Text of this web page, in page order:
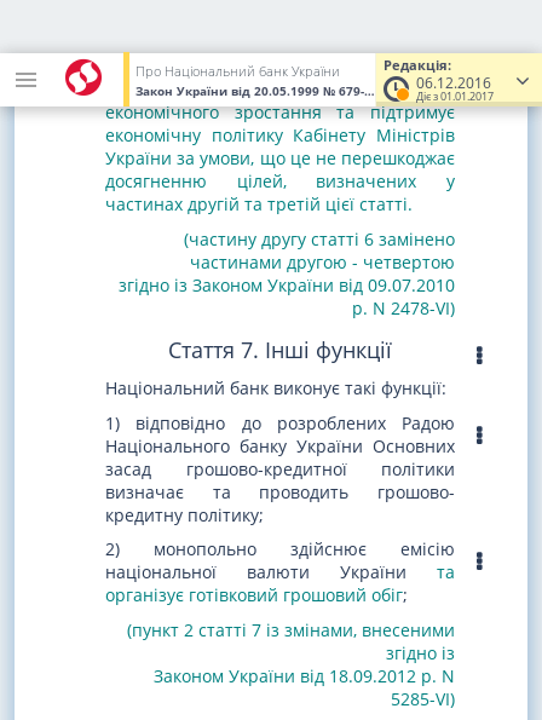
Редакція:
06.12.2016
Діє з 01.01.2017
Про Національний банк України
Закон України від 20.05.1999 № 679-XIV (Увага! Попередня
Національний банк також сприяє
додержанню стійких темпів
економічного зростання та підтримує
економічну політику Кабінету Міністрів
України за умови, що це не перешкоджає
досягненню цілей, визначених у
частинах другій та третій цієї статті.
(частину другу статті 6 замінено
частинами другою - четвертою
згідно із Законом України від 09.07.2010
р. N 2478-VI)
Стаття 7. Інші функції
Національний банк виконує такі функції:
1) відповідно до розроблених Радою
Національного банку України Основних
засад грошово-кредитної політики
визначає та проводить грошово-
кредитну політику;
2) монопольно здійснює емісію
національної валюти України та
організує готівковий грошовий обіг;
(пункт 2 статті 7 із змінами, внесеними
згідно із
Законом України від 18.09.2012 р. N
5285-VI)